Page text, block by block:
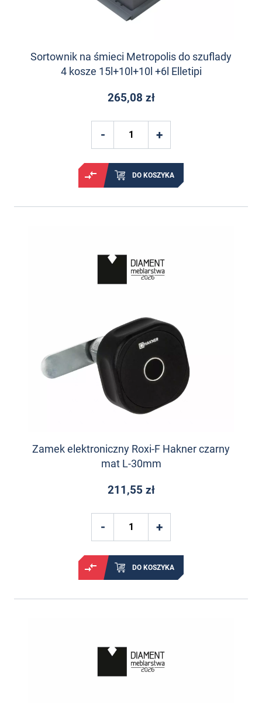
Sortownik na śmieci Metropolis do szuflady
4 kosze 15l+10l+10l +6l Elletipi
265,08 zł
DO KOSZYKA
Zamek elektroniczny Roxi-F Hakner czarny
mat L-30mm
211,55 zł
DO KOSZYKA